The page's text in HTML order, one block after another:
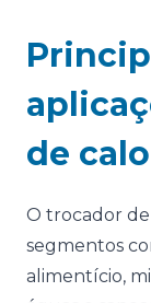
de
O trocador
segmentos
alimentício,